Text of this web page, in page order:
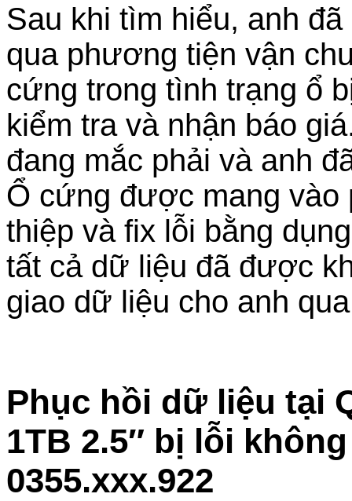
Sau khi tìm hiểu, anh
qua phương tiện vận
cứng trong tình trạng ổ
kiểm tra và nhận báo
đang mắc phải và anh
Ổ cứng được mang vào
thiệp và fix lỗi bằng
tất cả dữ liệu đã được
giao dữ liệu cho anh
Phục hồi dữ liệu tại
1TB 2.5″ bị lỗi
0355.xxx.922